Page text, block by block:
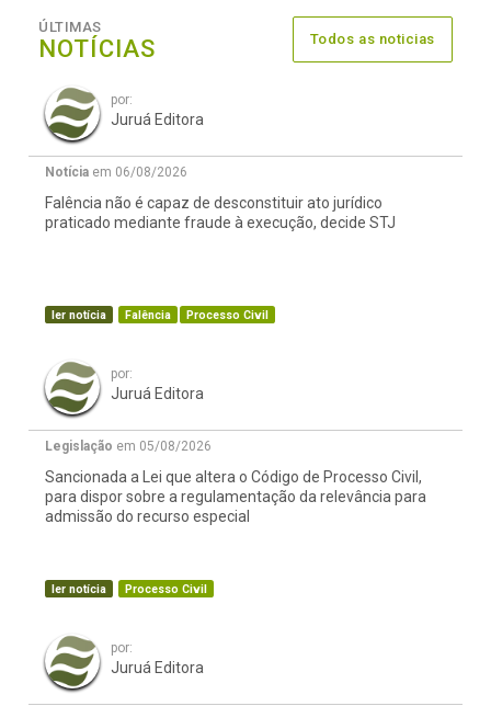
ÚLTIMAS
NOTÍCIAS Todos as noticias
por:
Juruá Editora
Notícia em 06/08/2026
Falência não é capaz de desconstituir ato jurídico
praticado mediante fraude à execução, decide STJ
ler notícia Falência Processo Civil
por:
Juruá Editora
Legislação em 05/08/2026
Sancionada a Lei que altera o Código de Processo Civil,
para dispor sobre a regulamentação da relevância para
admissão do recurso especial
ler notícia Processo Civil
por:
Juruá Editora